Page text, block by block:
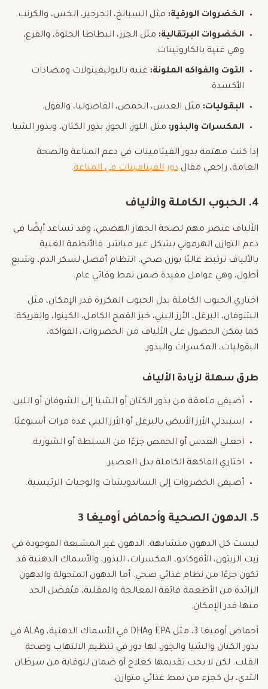
الخضروات الورقية: مثل السبانخ، الجرجير، الخس، والكرنب.
الخضروات البرتقالية: مثل الجزر، البطاطا الحلوة، والقرع،
وهي غنية بالكاروتينات.
التوت والفواكه الملونة: غنية بالبوليفينولات ومضادات
الأكسدة.
البقوليات: مثل العدس، الحمص، الفاصوليا، والفول.
المكسرات والبذور: مثل اللوز، الجوز، بذور الكتان، وبذور الشيا.
إذا كنت مهتمة بدور الفيتامينات في دعم المناعة والصحة
العامة، راجعي مقال دور الفيتامينات في المناعة.
4. الحبوب الكاملة والألياف
الألياف عنصر مهم لصحة الجهاز الهضمي، وقد تساعد أيضًا في
دعم التوازن الهرموني بشكل غير مباشر. فالأنظمة الغنية
بالألياف ترتبط غالبًا بوزن صحي، انتظام أفضل لسكر الدم، وشبع
أطول، وهي عوامل مفيدة ضمن نمط وقائي عام.
اختاري الحبوب الكاملة بدل الحبوب المكررة قدر الإمكان، مثل
الشوفان، البرغل، الأرز البني، خبز القمح الكامل، الكينوا، والفريكة.
كما يمكن الحصول على الألياف من الخضروات، الفواكه،
البقوليات، المكسرات والبذور.
طرق سهلة لزيادة الألياف
أضيفي ملعقة من بذور الكتان أو الشيا إلى الشوفان أو اللبن.
استبدلي الأرز الأبيض بالبرغل أو الأرز البني عدة مرات أسبوعيًا.
اجعلي العدس أو الحمص جزءًا من السلطة أو الشوربة.
اختاري الفاكهة الكاملة بدل العصير.
أضيفي الخضروات إلى الساندويشات والوجبات الرئيسية.
5. الدهون الصحية وأحماض أوميغا 3
ليست كل الدهون متشابهة. الدهون غير المشبعة الموجودة في
زيت الزيتون، الأفوكادو، المكسرات، البذور، والأسماك الدهنية قد
تكون جزءًا من نظام غذائي صحي. أما الدهون المتحولة والدهون
الزائدة من الأطعمة فائقة المعالجة والمقلية، فيُفضل الحد
منها قدر الإمكان.
أحماض أوميغا 3، مثل EPA وDHA في الأسماك الدهنية، وALA في
بذور الكتان والشيا والجوز، لها دور في تنظيم الالتهاب وصحة
القلب. لكن لا يجب تقديمها كعلاج أو ضمان للوقاية من سرطان
الثدي، بل كجزء من نمط غذائي متوازن.